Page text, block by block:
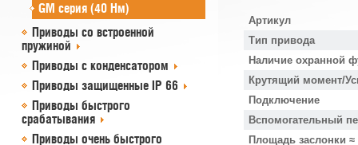
GM серия (40 Нм)
Приводы со встроенной
пружиной
Приводы с конденсатором
Приводы защищенные IP 66
Приводы быстрого
срабатывания
Приводы очень быстрого
Артикул
Тип привода
Наличие охранной
Крутящий момент/
Подключение
Вспомогательный
Площадь заслонки ≈